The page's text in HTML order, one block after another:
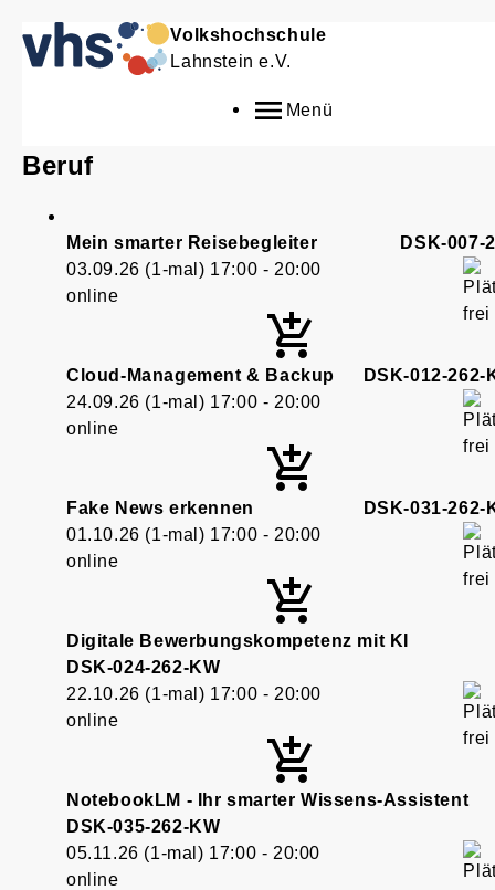
Volkshochschule
Lahnstein e.V.
Menü
Beruf
Mein smarter Reisebegleiter
DSK-007-
03.09.26 (1-mal) 17:00 - 20:00
online
Cloud-Management & Backup
DSK-012-262-
24.09.26 (1-mal) 17:00 - 20:00
online
Fake News erkennen
DSK-031-262-
01.10.26 (1-mal) 17:00 - 20:00
online
Digitale Bewerbungskompetenz mit KI
DSK-024-262-KW
22.10.26 (1-mal) 17:00 - 20:00
online
NotebookLM - Ihr smarter Wissens-Assistent
DSK-035-262-KW
05.11.26 (1-mal) 17:00 - 20:00
online